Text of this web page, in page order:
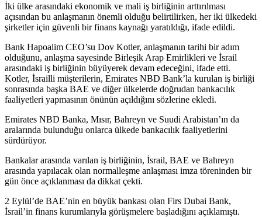
İki ülke arasındaki ekonomik ve mali iş birliğinin arttırılması
açısından bu anlaşmanın önemli olduğu belirtilirken, her iki ülkedeki
şirketler için güvenli bir finans kaynağı yaratıldığı, ifade edildi.
Bank Hapoalim CEO’su Dov Kotler, anlaşmanın tarihi bir adım
olduğunu, anlaşma sayesinde Birleşik Arap Emirlikleri ve İsrail
arasındaki iş birliğinin büyüyerek devam edeceğini, ifade etti.
Kotler, İsrailli müşterilerin, Emirates NBD Bank’la kurulan iş birliği
sonrasında başka BAE ve diğer ülkelerde doğrudan bankacılık
faaliyetleri yapmasının önünün açıldığını sözlerine ekledi.
Emirates NBD Banka, Mısır, Bahreyn ve Suudi Arabistan’ın da
aralarında bulunduğu onlarca ülkede bankacılık faaliyetlerini
sürdürüyor.
Bankalar arasında varılan iş birliğinin, İsrail, BAE ve Bahreyn
arasında yapılacak olan normalleşme anlaşması imza töreninden bir
gün önce açıklanması da dikkat çekti.
2 Eylül’de BAE’nin en büyük bankası olan Firs Dubai Bank,
İsrail’in finans kurumlarıyla görüşmelere başladığını açıklamıştı.